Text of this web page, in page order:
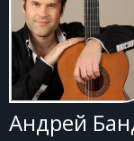
Андрей